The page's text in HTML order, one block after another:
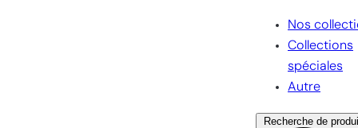
Nos
Collections
spéciales
Autre
Recherche de